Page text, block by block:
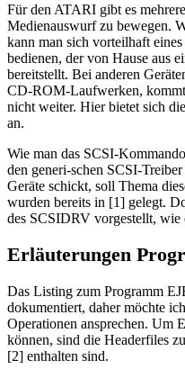
Für den ATARI gibt es
Medienauswurf zu bewegen.
kann man sich vorteilhaft
bedienen, der von Hause aus
bereitstellt. Bei anderen
CD-ROM-Laufwerken,
nicht weiter. Hier bietet sich
an.
Wie man das SCSI-
den generi-schen SCSI-
Geräte schickt, soll Thema
wurden bereits in [1] gelegt.
des SCSIDRV vorgestellt,
Erläuterungen
Das Listing zum Programm
dokumentiert, daher möchte
Operationen ansprechen. Um
können, sind die Headerfiles
[2] enthalten sind.